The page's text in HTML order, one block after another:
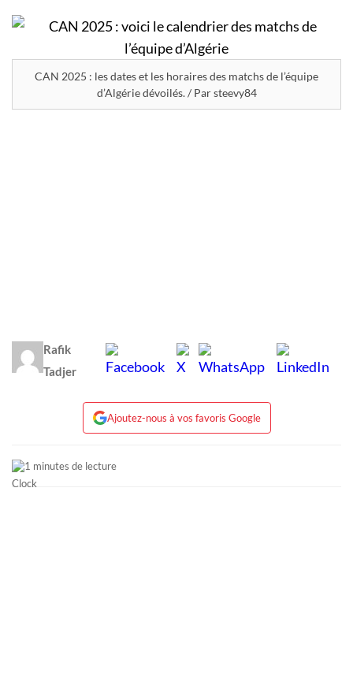
CAN 2025 : les dates et les horaires des matchs de l’équipe
d’Algérie dévoilés. / Par steevy84
Rafik
Tadjer
Ajoutez-nous à vos favoris Google
1 minutes de lecture